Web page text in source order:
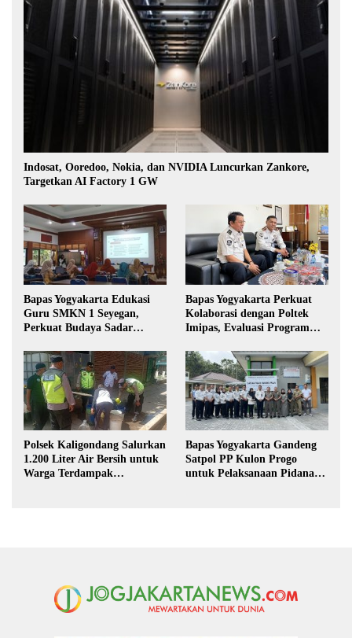
Indosat, Ooredoo, Nokia, dan NVIDIA Luncurkan Zankore,
Targetkan AI Factory 1 GW
Bapas Yogyakarta Edukasi
Guru SMKN 1 Seyegan,
Perkuat Budaya Sadar
Bapas Yogyakarta Perkuat
Kolaborasi dengan Poltek
Imipas, Evaluasi Program
Polsek Kaligondang Salurkan
1.200 Liter Air Bersih untuk
Warga Terdampak
Bapas Yogyakarta Gandeng
Satpol PP Kulon Progo
untuk Pelaksanaan Pidana